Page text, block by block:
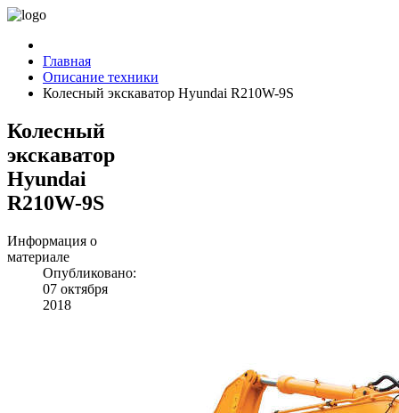
Главная
Описание техники
Колесный экскаватор Hyundai R210W-9S
Колесный
экскаватор
Hyundai
R210W-9S
Информация о
материале
Опубликовано:
07 октября
2018